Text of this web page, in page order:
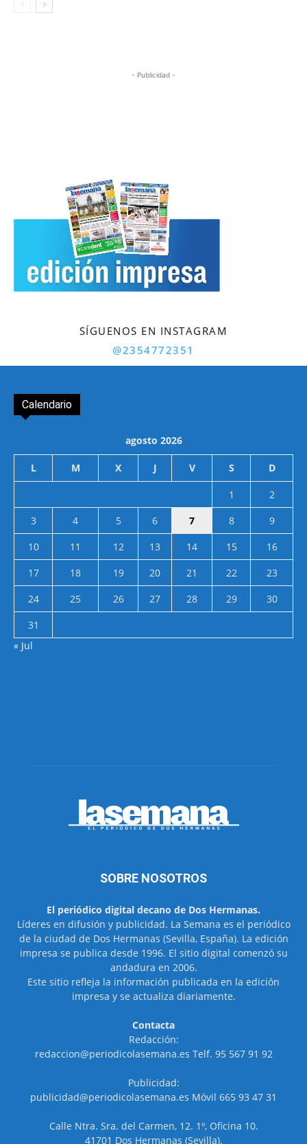
- Publicidad -
SÍGUENOS EN INSTAGRAM
@2354772351
Calendario
agosto 2026
L M X J V S D
1
2
3
4 5 6 7 8
9
10
11 12 13 14 15
16
17
18 19 20 21 22
23
24
25 26 27 28 29
30
31
« Jul
SOBRE NOSOTROS
El periódico digital decano de Dos Hermanas.
Líderes en difusión y publicidad. La Semana es el periódico
de la ciudad de Dos Hermanas (Sevilla, España). La edición
impresa se publica desde 1996. El sitio digital comenzó su
andadura en 2006.
Este sitio refleja la información publicada en la edición
impresa y se actualiza diariamente.
Contacta
Redacción:
redaccion@periodicolasemana.es Telf. 95 567 91 92
Publicidad:
publicidad@periodicolasemana.es Móvil 665 93 47 31
Calle Ntra. Sra. del Carmen, 12. 1º, Oficina 10.
41701 Dos Hermanas (Sevilla).